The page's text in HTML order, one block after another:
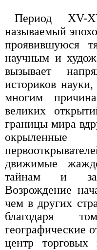
Период
называемый
проявившуюся
научным и
вызывает
историков
многим
великих
границы мира
движимые
тайнам и
Возрождение
чем в других
благодаря
географические
центр